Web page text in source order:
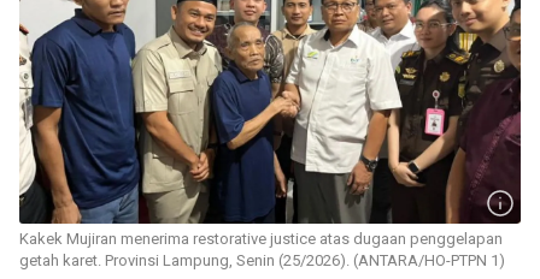
Kakek Mujiran menerima restorative justice atas dugaan penggelapan
getah karet. Provinsi Lampung, Senin (25/2026). (ANTARA/HO-PTPN 1)